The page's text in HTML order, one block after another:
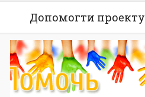
Допомогти проекту